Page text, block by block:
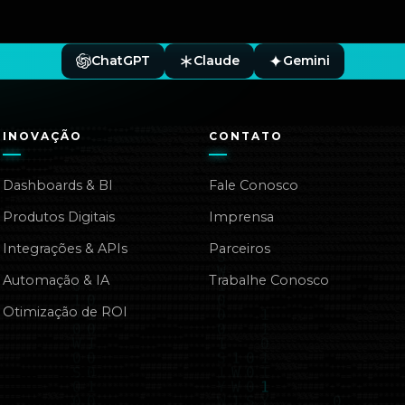
ChatGPT Claude Gemini
INOVAÇÃO
Dashboards & BI
Produtos Digitais
Integrações & APIs
Automação & IA
Otimização de ROI
CONTATO
Fale Conosco
Imprensa
Parceiros
Trabalhe Conosco